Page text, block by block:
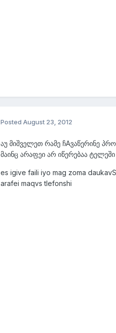
Posted August 23, 2012
აუ მიშველეთ რამე ჩAვაწერინე
მაინც არაფეი არ იწერებაა
es igive faili iyo mag zoma
arafei maqvs tlefonshi